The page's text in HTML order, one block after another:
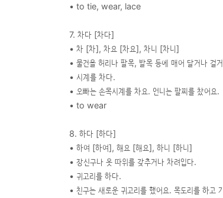
• to tie, wear, lace
7. 차다 [차다]
• 차 [차], 차요 [차요], 차니 [차니]
• 물건을 허리나 팔목, 발목 등에 매어 달거나 걸
• 시계를 차다.
• 오빠는 손목시계를 차요. 언니는 팔찌를 찼어요.
• to wear
8. 하다 [하다]
• 하여 [하여], 해요 [해요], 하니 [하니]
• 장신구나 옷 따위를 갖추거나 차려입다.
• 귀고리를 하다.
• 친구는 새로운 귀고리를 했어요. 목도리를 하고